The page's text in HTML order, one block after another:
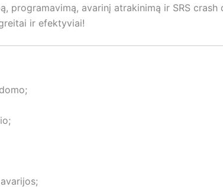
programavimą, avarinį atrakinimą ir SRS
ir efektyviai!